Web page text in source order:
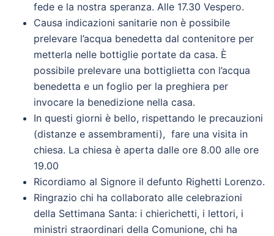
fede e la nostra speranza. Alle 17.30 Vespero.
Causa indicazioni sanitarie non è possibile
prelevare l’acqua benedetta dal contenitore per
metterla nelle bottiglie portate da casa. È
possibile prelevare una bottiglietta con l’acqua
benedetta e un foglio per la preghiera per
invocare la benedizione nella casa.
In questi giorni è bello, rispettando le precauzioni
(distanze e assembramenti), fare una visita in
chiesa. La chiesa è aperta dalle ore 8.00 alle ore
19.00
Ricordiamo al Signore il defunto Righetti Lorenzo.
Ringrazio chi ha collaborato alle celebrazioni
della Settimana Santa: i chierichetti, i lettori, i
ministri straordinari della Comunione, chi ha